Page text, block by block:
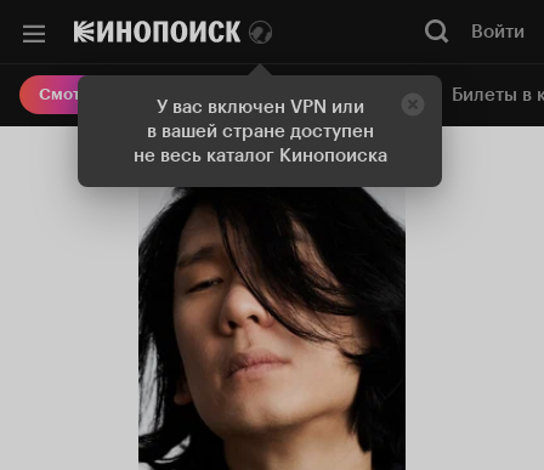
У вас включен VPN или
в вашей стране доступен
не весь каталог Кинопоиска
Войти
Смотреть кино Онлайн-кинотеатр Билеты в